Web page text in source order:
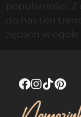
popularności. Z
do nas ten
zębach w